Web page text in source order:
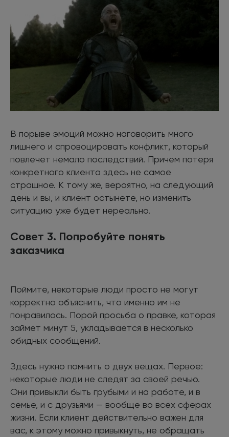
В порыве эмоций можно наговорить много
лишнего и спровоцировать конфликт, который
повлечет немало последствий. Причем потеря
конкретного клиента здесь не самое
страшное. К тому же, вероятно, на следующий
день и вы, и клиент остынете, но изменить
ситуацию уже будет нереально.
Совет 3. Попробуйте понять
заказчика
Поймите, некоторые люди просто не могут
корректно объяснить, что именно им не
понравилось. Порой просьба о правке, которая
займет минут 5, укладывается в несколько
обидных сообщений.
Здесь нужно помнить о двух вещах. Первое:
некоторые люди не следят за своей речью.
Они привыкли быть грубыми и на работе, и в
семье, и с друзьями — вообще во всех сферах
жизни. Если клиент действительно важен для
вас, к этому можно привыкнуть, не обращать